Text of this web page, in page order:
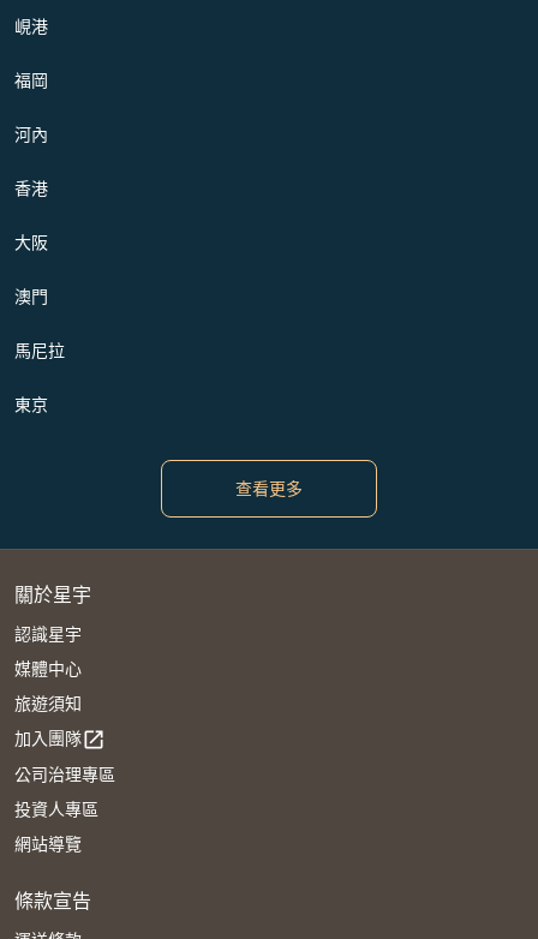
峴港
福岡
河內
香港
大阪
澳門
馬尼拉
東京
查看更多
關於星宇
認識星宇
媒體中心
旅遊須知
加入團隊open_in_new
公司治理專區
投資人專區
網站導覽
條款宣告